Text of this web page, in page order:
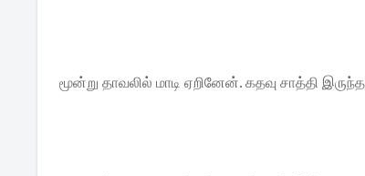
மூன்று தாவலில் மாடி ஏறினேன். கதவு சாத்தி